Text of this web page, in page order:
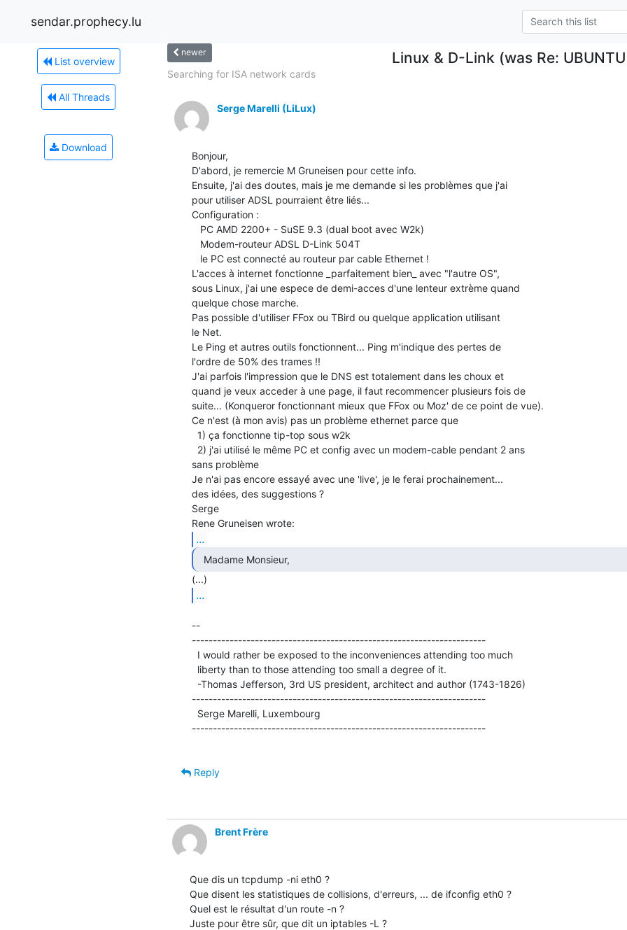
sendar.prophecy.lu
List overview
All Threads
Download
newer Linux & D-Link (was Re:
Searching for ISA network cards
Serge Marelli (LiLux)
Bonjour,
D'abord, je remercie M Gruneisen pour cette info.
Ensuite, j'ai des doutes, mais je me demande si les problèmes que j'ai
pour utiliser ADSL pourraient être liés...
Configuration :
L'acces à internet fonctionne _parfaitement bien_ avec "l'autre OS",
sous Linux, j'ai une espece de demi-acces d'une lenteur extrème quand
quelque chose marche.
Pas possible d'utiliser FFox ou TBird ou quelque application utilisant
le Net.
Le Ping et autres outils fonctionnent... Ping m'indique des pertes de
l'ordre de 50% des trames !!
J'ai parfois l'impression que le DNS est totalement dans les choux et
quand je veux acceder à une page, il faut recommencer plusieurs fois de
suite... (Konqueror fonctionnant mieux que FFox ou Moz' de ce point de vue).
Ce n'est (à mon avis) pas un problème ethernet parce que
sans problème
Je n'ai pas encore essayé avec une 'live', je le ferai prochainement...
des idées, des suggestions ?
Serge
...
  Madame Monsieur,
...
--
----------------------------------------------------------------------
----------------------------------------------------------------------
----------------------------------------------------------------------
Reply
Brent Frère
Que dis un tcpdump -ni eth0 ?
Que disent les statistiques de collisions, d'erreurs, ... de ifconfig eth0 ?
Quel est le résultat d'un route -n ?
Juste pour être sûr, que dit un iptables -L ?